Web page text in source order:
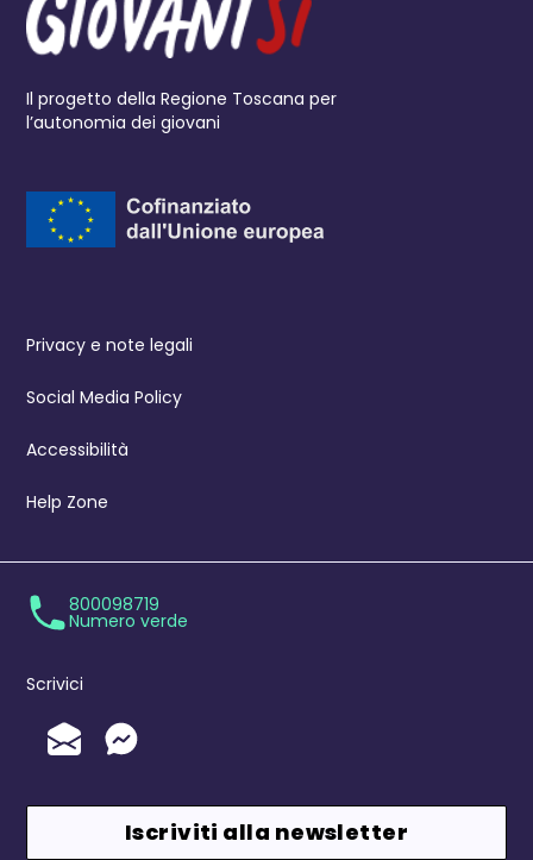
Il progetto della Regione Toscana per
l’autonomia dei giovani
Privacy e note legali
Social Media Policy
Accessibilità
Help Zone
800098719
Numero verde
Scrivici
Invia un'Email
Messenger
Iscriviti alla newsletter